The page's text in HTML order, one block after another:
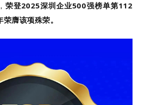
荣登2025深圳企业500强榜单第112
膺该项殊荣。